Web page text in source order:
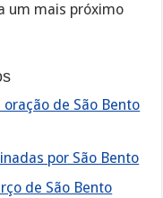
um mais próximo
de São Bento
por São Bento
de São Bento